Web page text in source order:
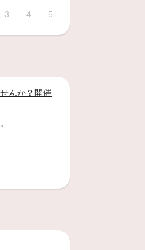
3 4 5
んか？開催